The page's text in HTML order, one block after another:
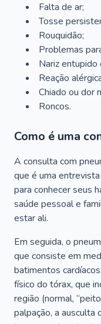
Falta de ar;
Tosse
Rouquidão;
Problemas
Nariz entupido
Reação
Chiado ou dor
Roncos.
Como é uma
A consulta com
que é uma
para conhecer seus
saúde pessoal e
estar ali.
Em seguida, o
que consiste em
batimentos
físico do tórax, que
região (normal,
palpação, a ausculta